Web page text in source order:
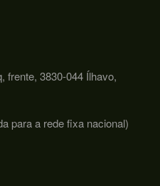
frente, 3830-044 Ílhavo,
para a rede fixa nacional)